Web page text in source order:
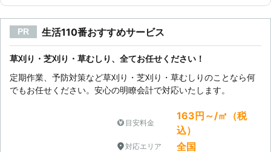
PR 生活110番おすすめサービス
草刈り・芝刈り・草むしり、全てお任せください！
定期作業、予防対策など草刈り・芝刈り・草むしりのことなら何
でもお任せください。安心の明瞭会計で対応いたします。
目安料金
163円～/㎡（税
込）
対応エリア 全国